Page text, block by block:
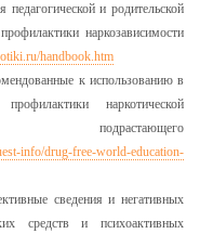
и родительской
наркозависимости
handbook.htm
к использованию в
наркотической
info/drug-free-world-education-
сведения и негативных
средств и психоактивных